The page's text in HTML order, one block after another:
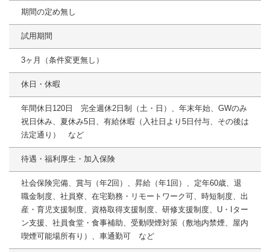
期間の定め無し
試用期間
3ヶ月（条件変更無し）
休日・休暇
年間休日120日 完全週休2日制（土・日）、年末年始、GWのみ
祝日休み、夏休み5日、有給休暇（入社日より5日付与、その後は
法定通り） など
待遇・福利厚生・加入保険
社会保険完備、賞与（年2回）、昇給（年1回）、定年60歳、退
職金制度、社員寮、在宅勤務・リモートワーク可、時短制度、出
産・育児支援制度、資格取得支援制度、研修支援制度、U・Iター
ン支援、社員食堂・食事補助、受動喫煙対策（敷地内禁煙、屋内
喫煙可能場所有り）、車通勤可 など